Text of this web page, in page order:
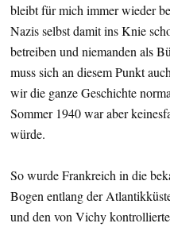
bleibt für mich immer wieder
Nazis selbst damit ins Knie
betreiben und niemanden als
muss sich an diesem Punkt
wir die ganze Geschichte
Sommer 1940 war aber
würde.
So wurde Frankreich in die
Bogen entlang der
und den von Vichy